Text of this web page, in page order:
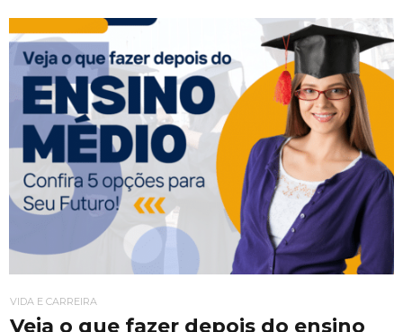
VIDA E CARREIRA
Veja o que fazer depois do ensino